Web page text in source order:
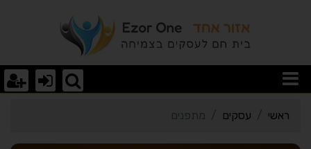
פרטי כרטיס העסק מתפנים
ראשי עסקים מתפנים